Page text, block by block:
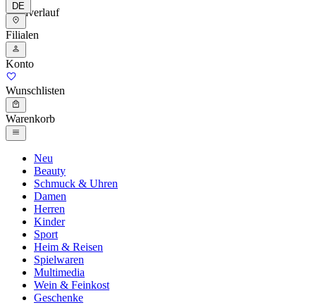
Suchverlauf
DE
Filialen
Konto
Wunschlisten
Warenkorb
Neu
Beauty
Schmuck & Uhren
Damen
Herren
Kinder
Sport
Heim & Reisen
Spielwaren
Multimedia
Wein & Feinkost
Geschenke